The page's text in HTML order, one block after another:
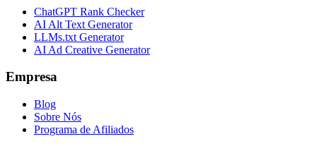
ChatGPT Rank Checker
AI Alt Text Generator
LLMs.txt Generator
AI Ad Creative Generator
Empresa
Blog
Sobre Nós
Programa de Afiliados